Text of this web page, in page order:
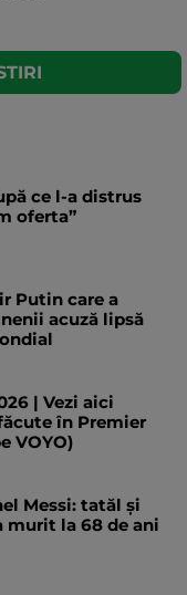
ce l-a distrus
oferta”
Putin care a
acuză lipsă
| Vezi aici
în Premier
VOYO)
Messi: tatăl și
murit la 68 de ani